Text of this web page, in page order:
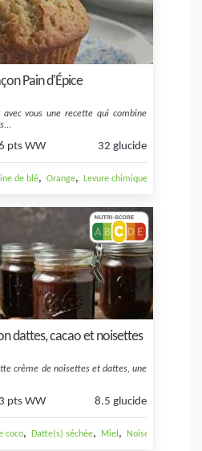
Pain d'Épice
vous une recette qui combine
pts WW 32 glucide
de blé, Orange, Levure chimique
dattes, cacao et noisettes
crème de noisettes et dattes, une
3 pts WW 8.5 glucide
coco, Datte(s) séchée, Miel , Noisette